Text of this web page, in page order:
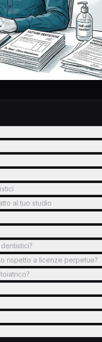
al tuo studio
rispetto a licenze perpetue?